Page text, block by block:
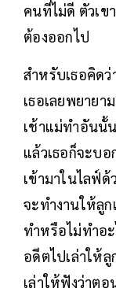
คนที่ไม่ดี ตัวเข
ต้องออกไป
สำหรับเธอคิดว่
เธอเลยพยาย
เช้าแม่ทำอันนั้
แล้วเธอก็จะบ
เข้ามาในไลฟ์
จะทำงานให้ลู
ทำหรือไม่ทำอ
อดีตไปเล่าให้ลู
เล่าให้ฟังว่าต